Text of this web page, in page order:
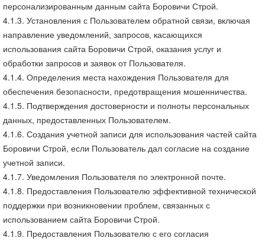
персонализированным данным сайта Боровичи Строй.
4.1.3. Установления с Пользователем обратной связи, включая
направление уведомлений, запросов, касающихся
использования сайта Боровичи Строй, оказания услуг и
обработки запросов и заявок от Пользователя.
4.1.4. Определения места нахождения Пользователя для
обеспечения безопасности, предотвращения мошенничества.
4.1.5. Подтверждения достоверности и полноты персональных
данных, предоставленных Пользователем.
4.1.6. Создания учетной записи для использования частей сайта
Боровичи Строй, если Пользователь дал согласие на создание
учетной записи.
4.1.7. Уведомления Пользователя по электронной почте.
4.1.8. Предоставления Пользователю эффективной технической
поддержки при возникновении проблем, связанных с
использованием сайта Боровичи Строй.
4.1.9. Предоставления Пользователю с его согласия